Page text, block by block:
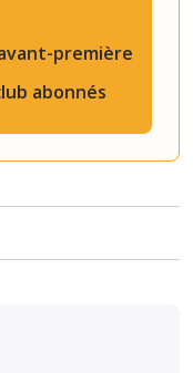
première
abonnés